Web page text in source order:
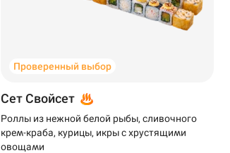
Проверенный выбор
Сет Свойсет
Роллы из нежной белой рыбы, сливочного
крем-краба, курицы, икры с хрустящими
овощами